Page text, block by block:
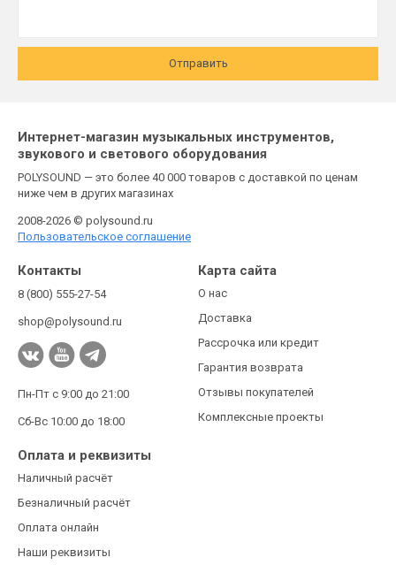
Отправить
Интернет-магазин музыкальных инструментов,
звукового и светового оборудования
POLYSOUND — это более 40 000 товаров с доставкой по ценам
ниже чем в других магазинах
2008-2026 © polysound.ru
Пользовательское соглашение
Контакты
8 (800) 555-27-54
shop@polysound.ru
Пн-Пт с 9:00 до 21:00
Сб-Вс 10:00 до 18:00
Карта сайта
О нас
Доставка
Рассрочка или кредит
Гарантия возврата
Отзывы покупателей
Комплексные проекты
Оплата и реквизиты
Наличный расчёт
Безналичный расчёт
Оплата онлайн
Наши реквизиты